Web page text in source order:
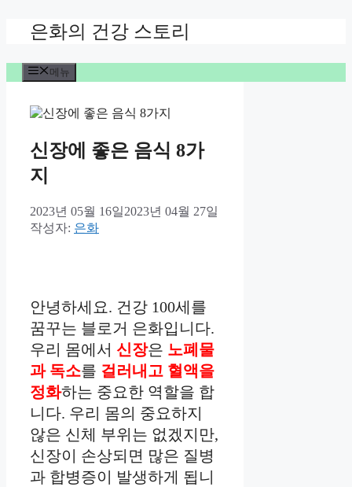
은화의 건강 스토리
메뉴
신장에 좋은 음식 8가
지
2023년 05월 16일2023년 04월 27일
작성자: 은화
안녕하세요. 건강 100세를
꿈꾸는 블로거 은화입니다.
우리 몸에서 신장은 노폐물
과 독소를 걸러내고 혈액을
정화하는 중요한 역할을 합
니다. 우리 몸의 중요하지
않은 신체 부위는 없겠지만,
신장이 손상되면 많은 질병
과 합병증이 발생하게 됩니